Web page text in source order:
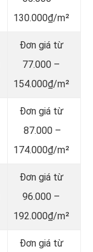
130.000₫/m²
Đơn giá từ
77.000 –
154.000₫/m²
Đơn giá từ
87.000 –
174.000₫/m²
Đơn giá từ
96.000 –
192.000₫/m²
Đơn giá từ